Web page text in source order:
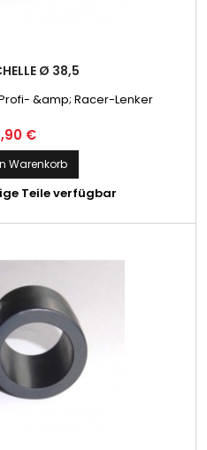
Ø 38,5
&amp; Racer-Lenker
€
Warenkorb
Teile verfügbar